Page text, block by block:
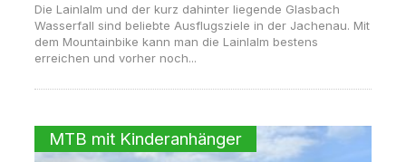
Die Lainlalm und der kurz dahinter liegende Glasbach
Wasserfall sind beliebte Ausflugsziele in der Jachenau. Mit
dem Mountainbike kann man die Lainlalm bestens
erreichen und vorher noch...
MTB mit Kinderanhänger